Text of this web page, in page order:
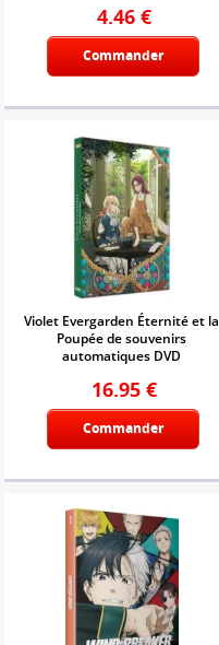
4.46 €
Commander
Violet Evergarden Éternité et la
Poupée de souvenirs
automatiques DVD
16.95 €
Commander